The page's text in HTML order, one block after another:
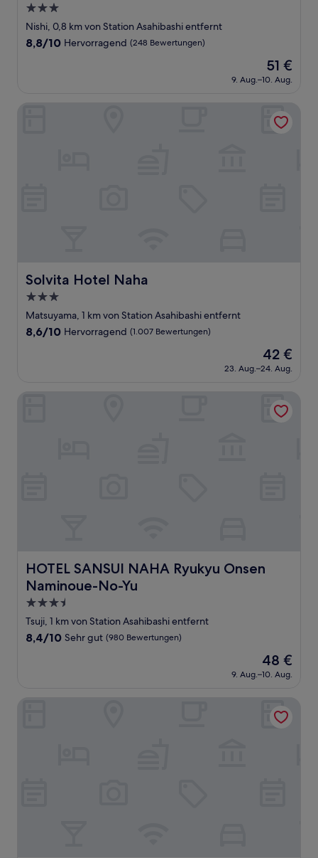
3.0-
Sterne-
Unterkunft
Nishi, 0,8 km von Station Asahibashi entfernt
8.8
Bewertungen)
8,8/10 Hervorragend (248 Bewertungen)
Der
Preis
beträgt
51 €
9. Aug.–10. Aug.
Solvita Hotel Naha
Solvita Hotel Naha
3.0-
Sterne-
Unterkunft
Matsuyama, 1 km von Station Asahibashi entfernt
8.6
Bewertungen)
8,6/10 Hervorragend (1.007 Bewertungen)
Der
Preis
beträgt
42 €
23. Aug.–24. Aug.
HOTEL SANSUI NAHA Ryukyu Onsen
Naminoue-No-Yu
HOTEL SANSUI NAHA Ryukyu Onsen Naminoue-No-Yu
3.5-
Sterne-
Unterkunft
Tsuji, 1 km von Station Asahibashi entfernt
8.4
(980
8,4/10 Sehr gut (980 Bewertungen)
Der
Preis
beträgt
48 €
9. Aug.–10. Aug.
HOTEL SANSUI NAHA Ryukyu Onsen Naminoue-No-Yu